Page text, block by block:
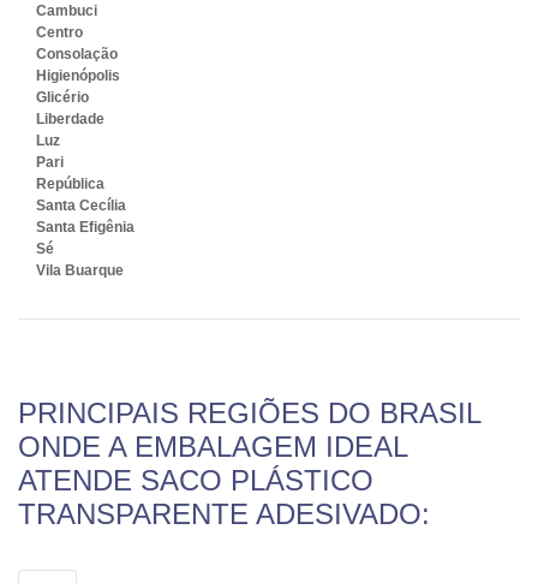
Cambuci
Centro
Consolação
Higienópolis
Glicério
Liberdade
Luz
Pari
República
Santa Cecília
Santa Efigênia
Sé
Vila Buarque
PRINCIPAIS REGIÕES DO BRASIL
ONDE A EMBALAGEM IDEAL
ATENDE SACO PLÁSTICO
TRANSPARENTE ADESIVADO: